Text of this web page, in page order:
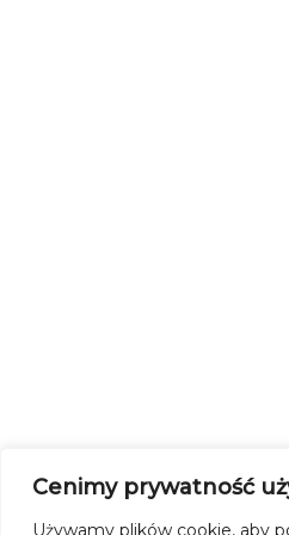
Cenimy prywatność
Używamy plików cookie, aby